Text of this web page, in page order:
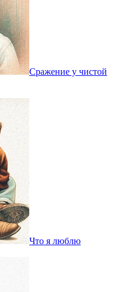
Сражение у чистой
Что я люблю